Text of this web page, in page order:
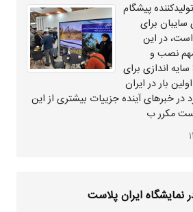
پیشگام
برای
در این
مهم نصب و
اجرای Shade house سایه اندازی برای
بار در ایران
در خبرهای آینده جزییات بیشتری از این
مکرر ب
نمایشگاه ایران پلاست